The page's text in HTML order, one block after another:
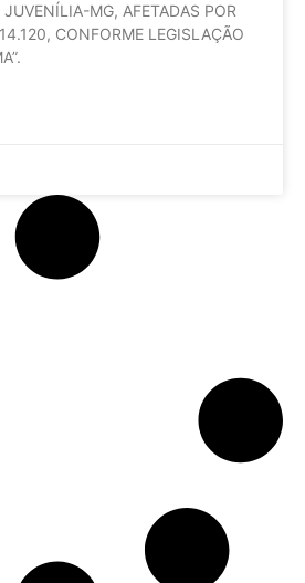
MG, AFETADAS POR
CONFORME LEGISLAÇÃO